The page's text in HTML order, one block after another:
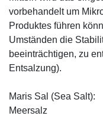
vorbehandelt um
Produktes führen
Umständen die
beeinträchtigen, zu
Entsalzung).
Maris Sal (Sea Salt):
Meersalz